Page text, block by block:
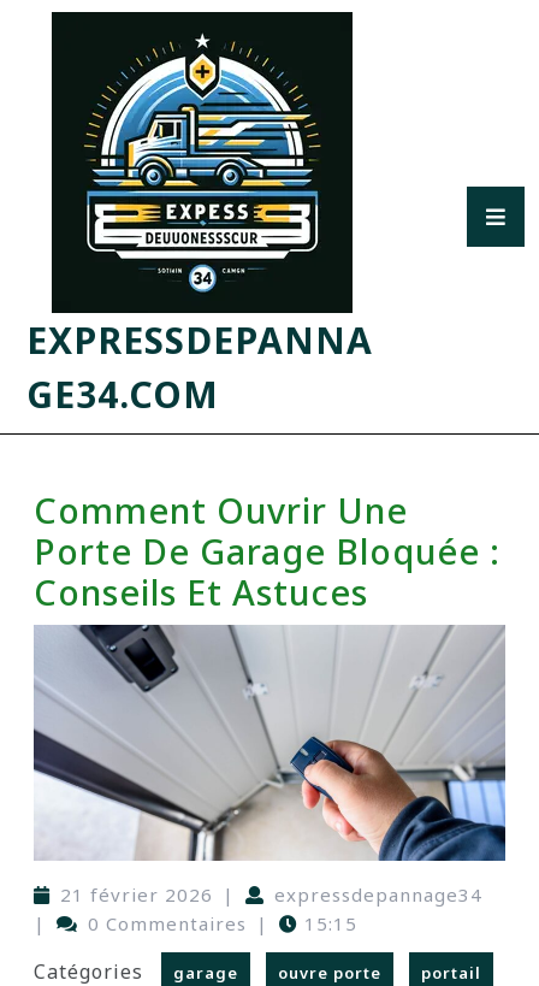
EXPRESSDEPANNA
GE34.COM
Comment Ouvrir Une
Porte De Garage Bloquée :
Conseils Et Astuces
21 février 2026 |
expressdepannage34
|
0 Commentaires | 15:15
Catégories
garage ouvre porte portail